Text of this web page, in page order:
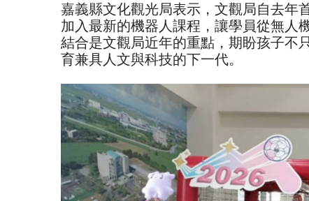
嘉義縣文化觀光局表示，文觀局自去年
加入最新的機器人課程，讓學員從無人
結合是文觀局近年的重點，期盼孩子不
育兼具人文與科技的下一代。